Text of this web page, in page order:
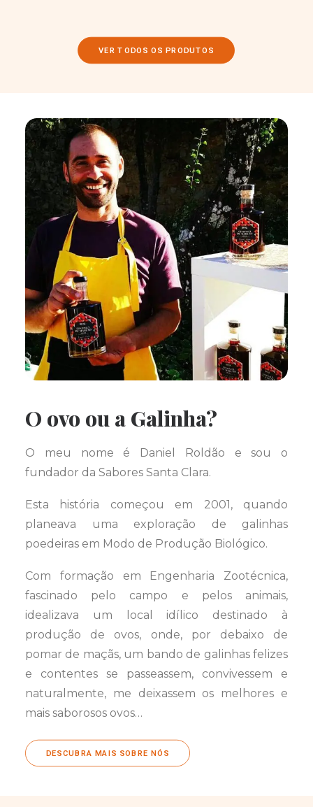
VER TODOS OS PRODUTOS
O ovo ou a Galinha?
O meu nome é Daniel Roldão e sou o
fundador da Sabores Santa Clara.
Esta história começou em 2001, quando
planeava uma exploração de galinhas
poedeiras em Modo de Produção Biológico.
Com formação em Engenharia Zootécnica,
fascinado pelo campo e pelos animais,
idealizava um local idílico destinado à
produção de ovos, onde, por debaixo de
pomar de maçãs, um bando de galinhas felizes
e contentes se passeassem, convivessem e
naturalmente, me deixassem os melhores e
mais saborosos ovos…
DESCUBRA MAIS SOBRE NÓS